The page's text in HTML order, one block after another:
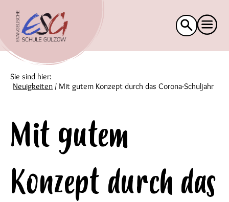
Suche
nach:
Sie sind hier:
Neuigkeiten / Mit gutem Konzept durch das Corona-Schuljahr
Mit gutem
Konzept durch das